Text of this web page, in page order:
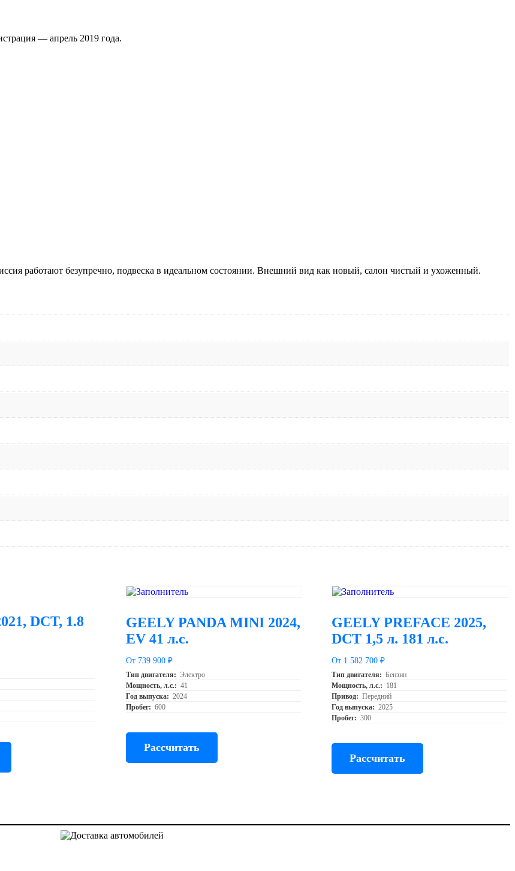
— апрель 2019 года.
работают безупречно, подвеска в идеальном состоянии. Внешний вид как новый, салон чистый и ухоженный.
DCT, 1.8
GEELY PANDA MINI 2024,
EV 41 л.с.
От 739 900 ₽
Тип двигателя: Электро
Мощность, л.с.: 41
Год выпуска: 2024
Пробег: 600
Рассчитать
GEELY PREFACE 2025,
DCT 1,5 л. 181 л.с.
От 1 582 700 ₽
Тип двигателя: Бензин
Мощность, л.с.: 181
Привод: Передний
Год выпуска: 2025
Пробег: 300
Рассчитать